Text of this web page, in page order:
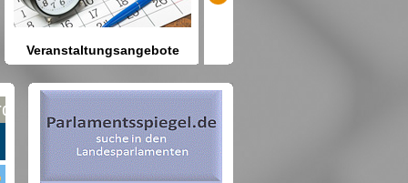
Veranstaltungsangebote
Sie Berlin und seine Angebote?
nach Gruppen--->hier drücken